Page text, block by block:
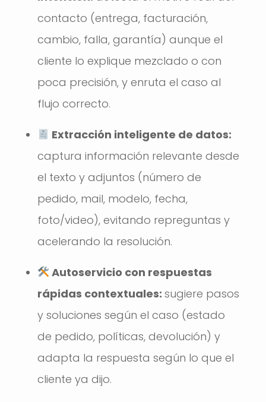
contacto (entrega, facturación,
cambio, falla, garantía) aunque el
cliente lo explique mezclado o con
poca precisión, y enruta el caso al
flujo correcto.
Extracción inteligente de datos:
captura información relevante desde
el texto y adjuntos (número de
pedido, mail, modelo, fecha,
foto/video), evitando repreguntas y
acelerando la resolución.
Autoservicio con respuestas
rápidas contextuales: sugiere pasos
y soluciones según el caso (estado
de pedido, políticas, devolución) y
adapta la respuesta según lo que el
cliente ya dijo.